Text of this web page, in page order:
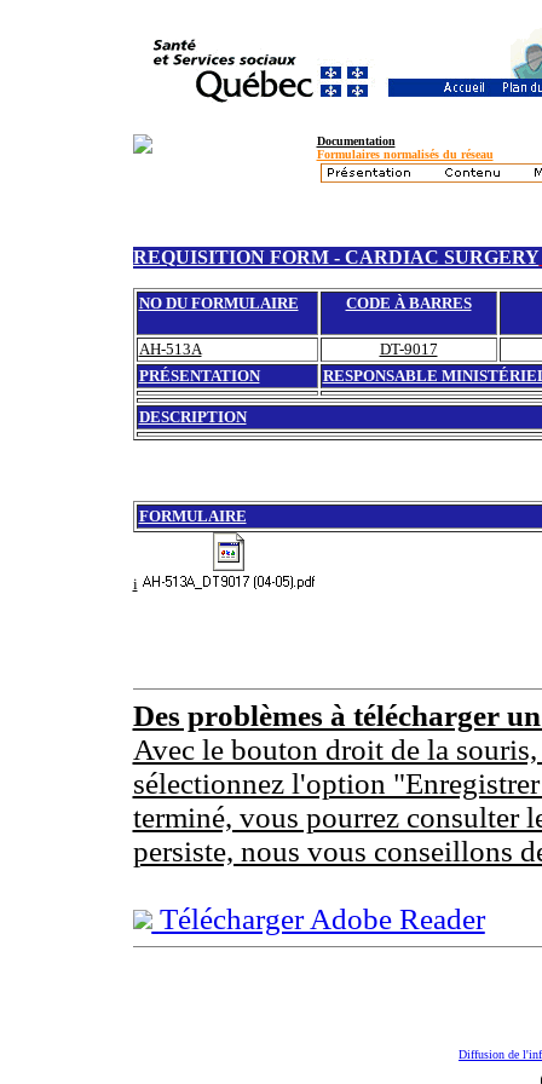
Documentation
Formulaires normalisés du réseau
REQUISITION FORM - CARDIAC SURGERY
NO DU FORMULAIRE CODE À BARRES
AH-513A
DT-9017
PRÉSENTATION
RESPONSABLE
DESCRIPTION
FORMULAIRE
i
Des problèmes à télécharger
Avec le bouton droit de la
sélectionnez l'option
terminé, vous pourrez consulter
persiste, nous vous conseillons
Télécharger Adobe Reader
Diffusion de